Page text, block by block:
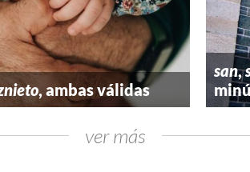
, ambas válidas
san,
ver más